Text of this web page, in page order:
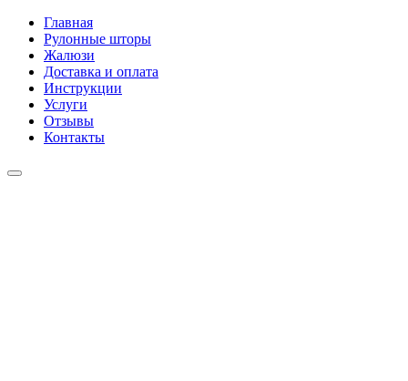
Главная
Рулонные шторы
Жалюзи
Доставка и оплата
Инструкции
Услуги
Отзывы
Контакты